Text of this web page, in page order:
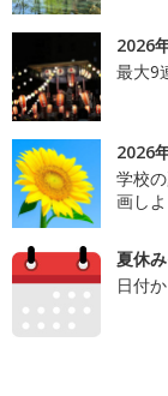
2026
最大9
2026
学校
画しよ
夏休
日付